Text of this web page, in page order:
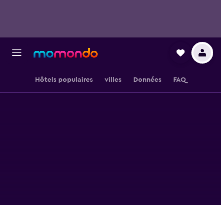
Hôtels populaires villes Données FAQ